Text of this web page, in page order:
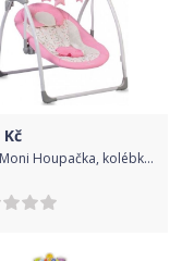
Kč
Moni Moni Houpačka, kolébka Jessie 2021 s kolotočem - růžová